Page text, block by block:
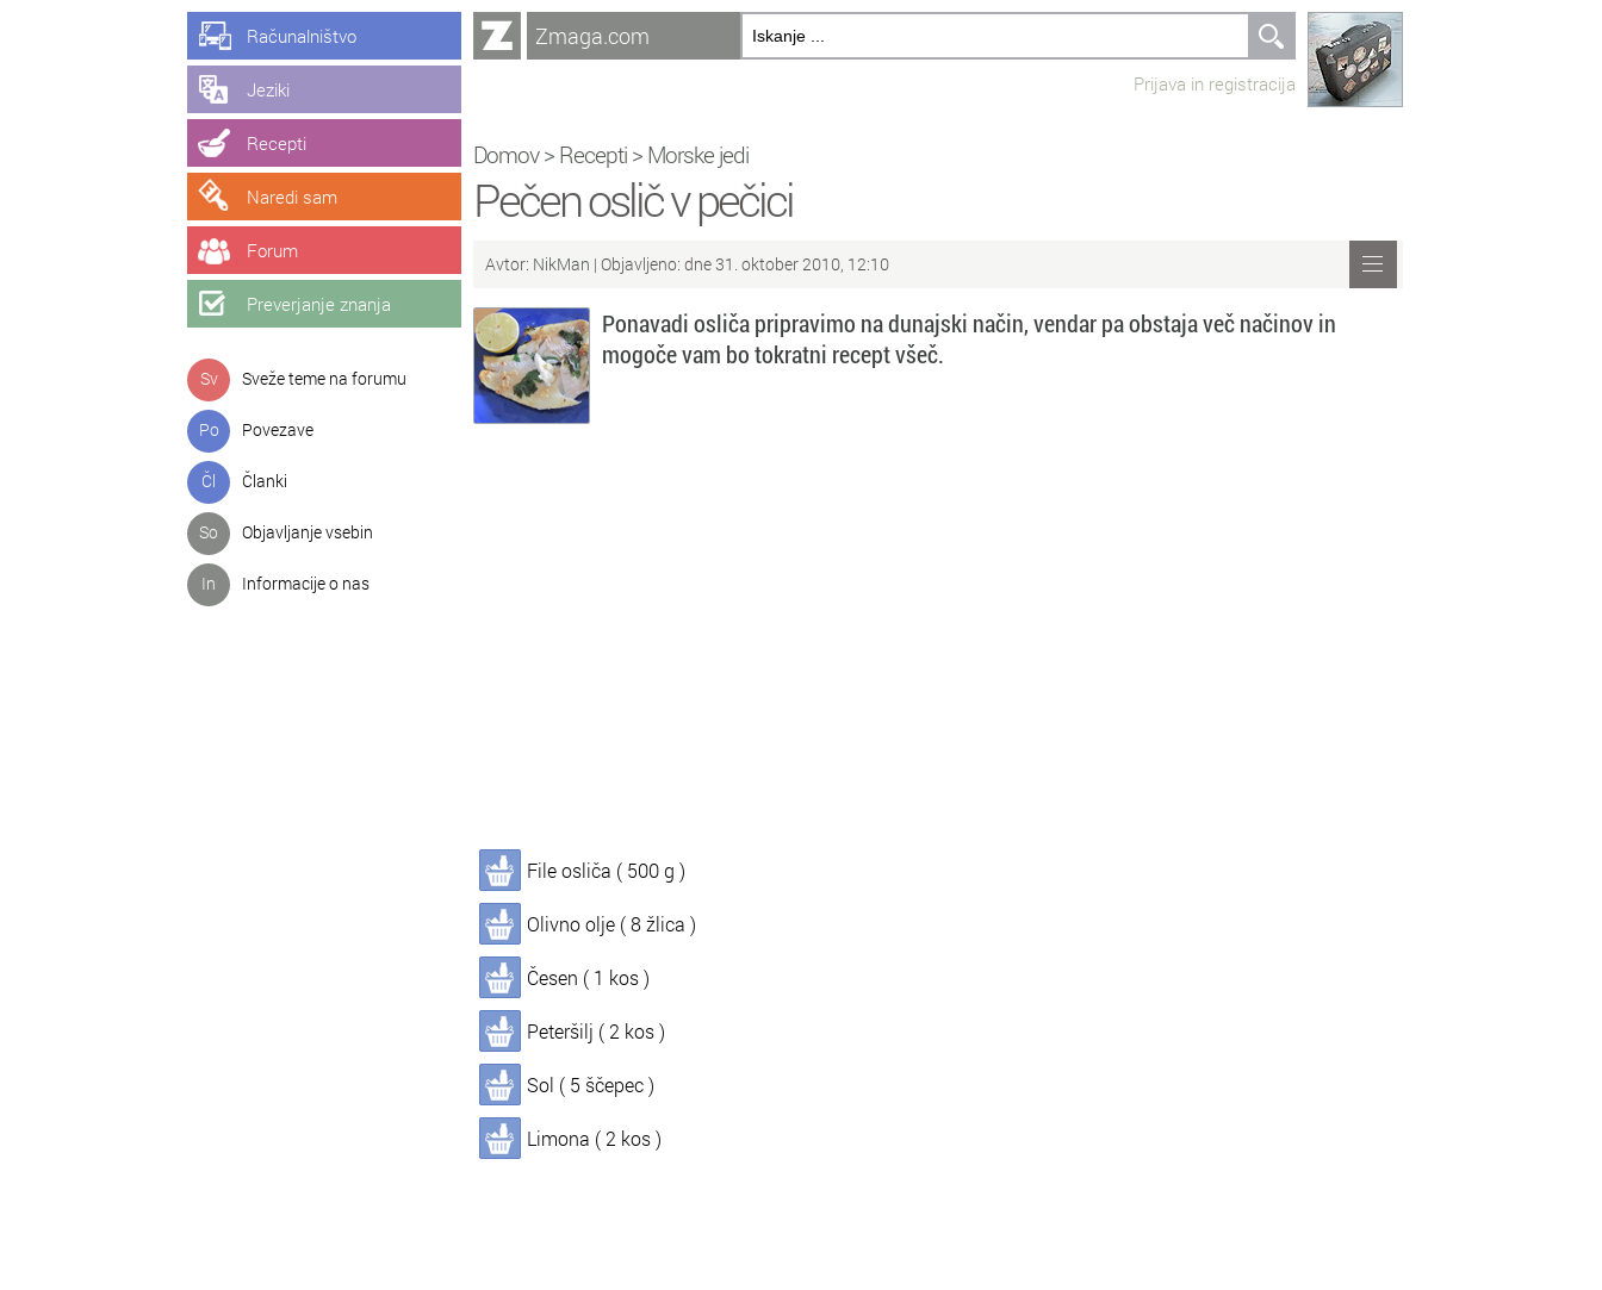
Računalništvo
Jeziki
Recepti
Naredi sam
Forum
Preverjanje znanja
Sv Sveže teme na forumu
Po Povezave
Čl Članki
So Objavljanje vsebin
In Informacije o nas
Zmaga.com
Prijava in registracija
Domov> Recepti > Morske jedi
Pečen oslič v pečici
Avtor: NikMan | Objavljeno: dne 31. oktober 2010, 12:10
Ponavadi osliča pripravimo na dunajski način, vendar pa obstaja več načinov in
mogoče vam bo tokratni recept všeč.
File osliča ( 500 g )
Olivno olje ( 8 žlica )
Česen ( 1 kos )
Peteršilj ( 2 kos )
Sol ( 5 ščepec )
Limona ( 2 kos )